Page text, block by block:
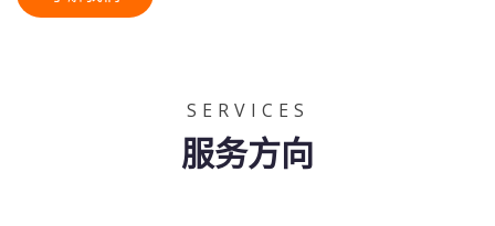
SERVICES
服务方向